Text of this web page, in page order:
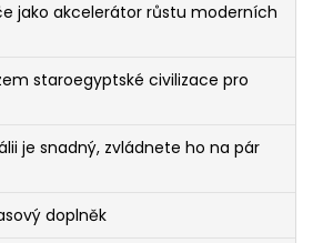
jako akcelerátor růstu moderních
staroegyptské civilizace pro
je snadný, zvládnete ho na pár
doplněk